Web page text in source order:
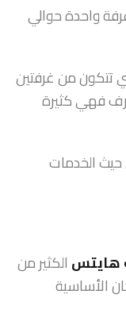
واحدة حوالي
تتكون من غرفتين
وحدة، اما التي تتكون من 3 غرف فهي كثيرة
الخدمات
هايتس الكثير من
الأساسية